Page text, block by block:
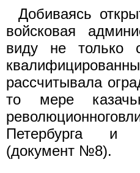
Добиваясь
войсковая
виду не только
рассчитывала
то мере
Петербурга и
(документ №8).